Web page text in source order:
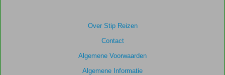
Over Stip Reizen
Contact
Algemene Voorwaarden
Algemene Informatie